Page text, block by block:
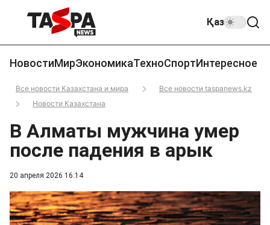
Қаз
НовостиМирЭкономикаТехноСпортИнтересное
Все новости Казахстана и мира
Все новости taspanews.kz
Новости Казахстана
20 апреля 2026 16:14
В Алматы мужчина умер
после падения в арык